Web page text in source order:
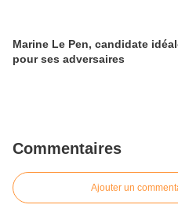
Marine Le Pen, candidate
pour ses adversaires
Commentaires
Ajouter un